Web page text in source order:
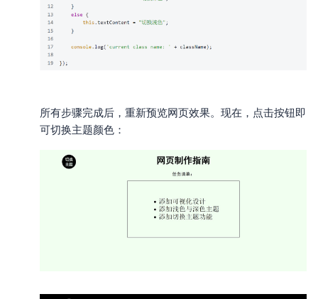
所有步骤完成后，重新预览网页效果。现在，点击按钮即
可切换主题颜色：